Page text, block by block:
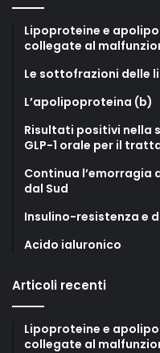
Lipoproteine e
collegate al
Le sottofrazioni delle
L’apolipoproteina (b)
Risultati positivi nella
GLP-1 orale per il
Continua
dal Sud
Insulino-resistenza e
Acido ialuronico
Articoli recenti
Lipoproteine e
collegate al